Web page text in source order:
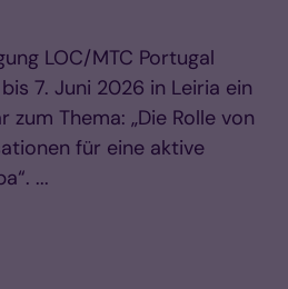
LOC/MTC Portugal
7. Juni 2026 in Leiria ein
zum Thema: „Die Rolle von
für eine aktive
...